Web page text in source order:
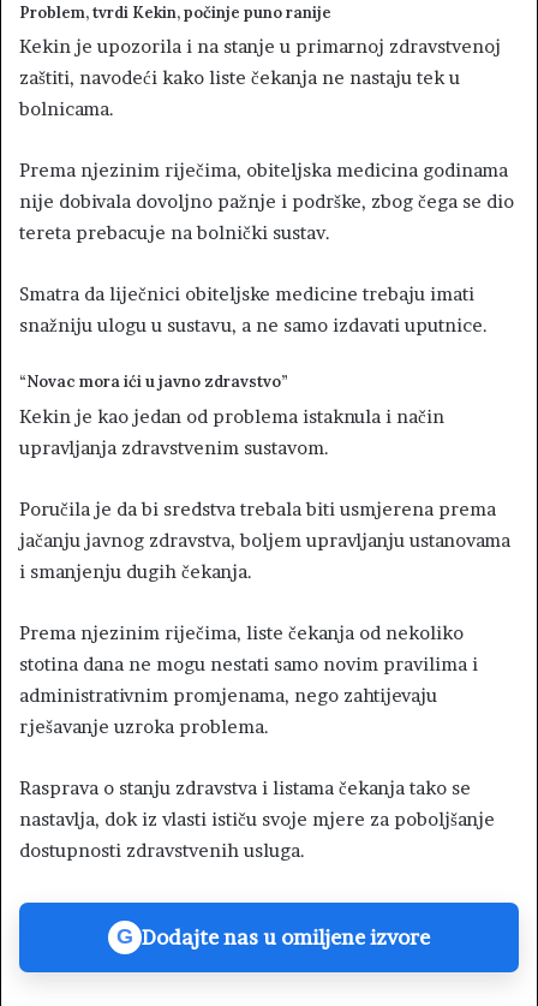
Problem, tvrdi Kekin, počinje puno ranije
Kekin je upozorila i na stanje u primarnoj zdravstvenoj
zaštiti, navodeći kako liste čekanja ne nastaju tek u
bolnicama.
Prema njezinim riječima, obiteljska medicina godinama
nije dobivala dovoljno pažnje i podrške, zbog čega se dio
tereta prebacuje na bolnički sustav.
Smatra da liječnici obiteljske medicine trebaju imati
snažniju ulogu u sustavu, a ne samo izdavati uputnice.
“Novac mora ići u javno zdravstvo”
Kekin je kao jedan od problema istaknula i način
upravljanja zdravstvenim sustavom.
Poručila je da bi sredstva trebala biti usmjerena prema
jačanju javnog zdravstva, boljem upravljanju ustanovama
i smanjenju dugih čekanja.
Prema njezinim riječima, liste čekanja od nekoliko
stotina dana ne mogu nestati samo novim pravilima i
administrativnim promjenama, nego zahtijevaju
rješavanje uzroka problema.
Rasprava o stanju zdravstva i listama čekanja tako se
nastavlja, dok iz vlasti ističu svoje mjere za poboljšanje
dostupnosti zdravstvenih usluga.
G Dodajte nas u omiljene izvore